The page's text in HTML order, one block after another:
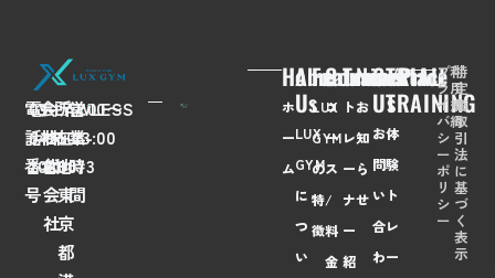
電
話
番
号
03-
6435-
2028
会
社
名
FLAWLESS
株
式
会
社
所
在
地
〒
108-
0073
東
京
都
営
業
時
間
7:00〜
23:00
Home
ホ
ー
ム
About
Us
LUX
GYM
に
つ
い
Feaures
LUX
GYM
の
特
徴
Course/Price
コ
ー
ス
/
料
金
Trainer
ト
レ
ー
ナ
ー
紹
News
お
知
ら
せ
Contact
Us
お
問
い
合
わ
TRIAL
TRAINING
体
験
ト
レ
ー
プ
ラ
イ
バ
シ
ー
ポ
リ
シ
ー
利
用
規
約
特
定
商
取
引
法
に
基
づ
く
表
示